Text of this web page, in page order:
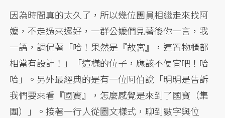
因為時間真的太久了，所以幾位團員相繼走來找阿
嬤，不走過來還好，一群公嬤們見著後你一言，我
一語，調侃著「哈！果然是『故宮』，連置物櫃都
相當有設計！」「這樣的位子，應該不便宜吧！哈
哈」。另外最經典的是有一位阿伯說「明明是告訴
我們要來看『國寶』，怎麼感覺是來到了國寶（集
團）」。接著一行人從圖文樣式，聊到數字與位